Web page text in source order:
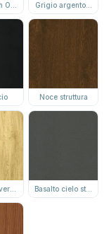
Oak strutturaGrigio argento
Noce struttura
miele Basalto cielo stellato